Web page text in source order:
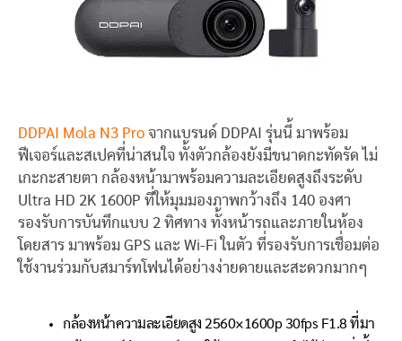
DDPAI Mola N3 Pro จากแบรนด์ DDPAI รุ่นนี้ มาพร้อม
ฟีเจอร์และสเปคที่น่าสนใจ ทั้งตัวกล้องยังมีขนาดกะทัดรัด ไม่
เกะกะสายตา กล้องหน้ามาพร้อมความละเอียดสูงถึงระดับ
Ultra HD 2K 1600P ที่ให้มุมมองภาพกว้างถึง 140 องศา
รองรับการบันทึกแบบ 2 ทิศทาง ทั้งหน้ารถและภายในห้อง
โดยสาร มาพร้อม GPS และ Wi-Fi ในตัว ที่รองรับการเชื่อมต่อ
ใช้งานร่วมกับสมาร์ทโฟนได้อย่างง่ายดายและสะดวกมากๆ
กล้องหน้าความละเอียดสูง 2560×1600p 30fps F1.8 ที่มา